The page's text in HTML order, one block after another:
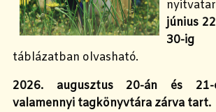
június
30-ig
táblázatban olvasható.
2026. augusztus 20-án és
valamennyi tagkönyvtára zárva tart.